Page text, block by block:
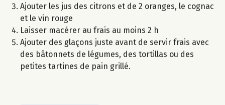
Ajouter les jus des citrons et de 2 oranges, le cognac
et le vin rouge
Laisser macérer au frais au moins 2 h
Ajouter des glaçons juste avant de servir frais avec
des bâtonnets de légumes, des tortillas ou des
petites tartines de pain grillé.